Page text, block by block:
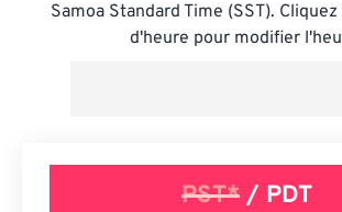
Samoa Standard Time (SST).
d'heure pour modifier
PST*/ PDT